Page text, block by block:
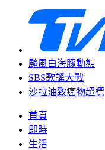
颱風白海豚動態
SBS歌謠大戰
沙拉油致癌物超標
首頁
即時
生活